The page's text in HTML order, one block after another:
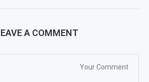
A COMMENT